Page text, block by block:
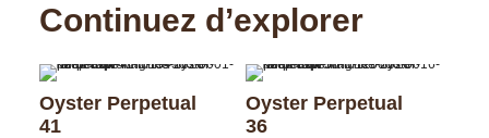
Continuez d’explorer
Oyster Perpetual
41
Oyster Perpetual
36